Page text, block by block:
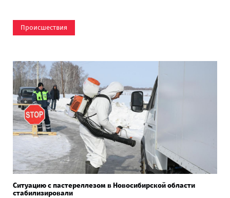
Происшествия
Ситуацию с пастереллезом в Новосибирской области
стабилизировали